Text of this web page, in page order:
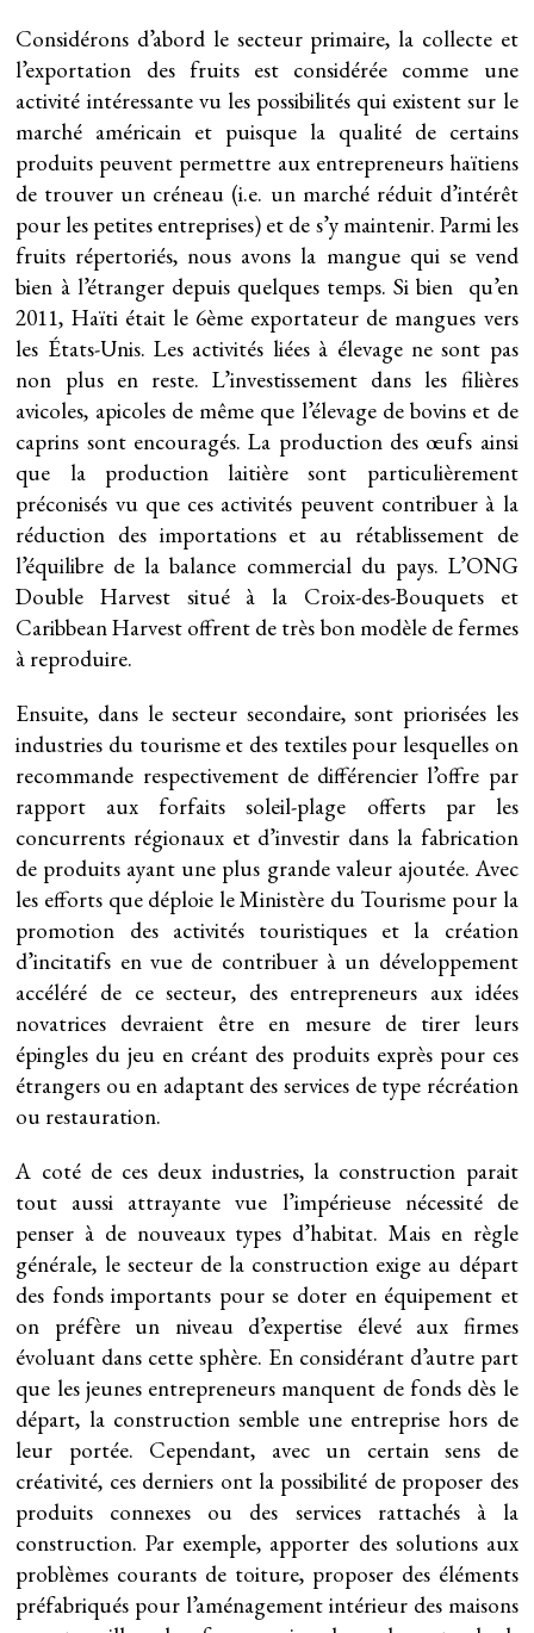
Considérons d’abord le secteur primaire, la collecte et
l’exportation des fruits est considérée comme une
activité intéressante vu les possibilités qui existent sur le
marché américain et puisque la qualité de certains
produits peuvent permettre aux entrepreneurs haïtiens
de trouver un créneau (i.e. un marché réduit d’intérêt
pour les petites entreprises) et de s’y maintenir. Parmi les
fruits répertoriés, nous avons la mangue qui se vend
bien à l’étranger depuis quelques temps. Si bien qu’en
2011, Haïti était le 6ème exportateur de mangues vers
les États-Unis. Les activités liées à élevage ne sont pas
non plus en reste. L’investissement dans les filières
avicoles, apicoles de même que l’élevage de bovins et de
caprins sont encouragés. La production des œufs ainsi
que la production laitière sont particulièrement
préconisés vu que ces activités peuvent contribuer à la
réduction des importations et au rétablissement de
l’équilibre de la balance commercial du pays. L’ONG
Double Harvest situé à la Croix-des-Bouquets et
Caribbean Harvest offrent de très bon modèle de fermes
à reproduire.
Ensuite, dans le secteur secondaire, sont priorisées les
industries du tourisme et des textiles pour lesquelles on
recommande respectivement de différencier l’offre par
rapport aux forfaits soleil-plage offerts par les
concurrents régionaux et d’investir dans la fabrication
de produits ayant une plus grande valeur ajoutée. Avec
les efforts que déploie le Ministère du Tourisme pour la
promotion des activités touristiques et la création
d’incitatifs en vue de contribuer à un développement
accéléré de ce secteur, des entrepreneurs aux idées
novatrices devraient être en mesure de tirer leurs
épingles du jeu en créant des produits exprès pour ces
étrangers ou en adaptant des services de type récréation
ou restauration.
A coté de ces deux industries, la construction parait
tout aussi attrayante vue l’impérieuse nécessité de
penser à de nouveaux types d’habitat. Mais en règle
générale, le secteur de la construction exige au départ
des fonds importants pour se doter en équipement et
on préfère un niveau d’expertise élevé aux firmes
évoluant dans cette sphère. En considérant d’autre part
que les jeunes entrepreneurs manquent de fonds dès le
départ, la construction semble une entreprise hors de
leur portée. Cependant, avec un certain sens de
créativité, ces derniers ont la possibilité de proposer des
produits connexes ou des services rattachés à la
construction. Par exemple, apporter des solutions aux
problèmes courants de toiture, proposer des éléments
préfabriqués pour l’aménagement intérieur des maisons